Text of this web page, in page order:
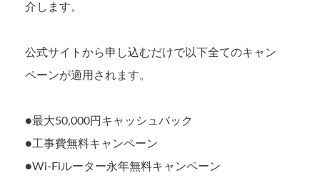
介します。
公式サイトから申し込むだけで以下全てのキャン
ペーンが適用されます。
●最大50,000円キャッシュバック
●工事費無料キャンペーン
●Wi-Fiルーター永年無料キャンペーン